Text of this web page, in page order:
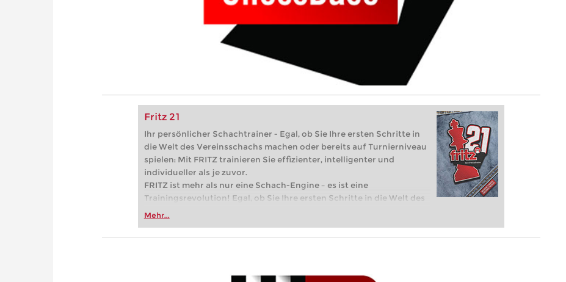
Fritz 21
Ihr persönlicher Schachtrainer - Egal, ob Sie Ihre ersten Schritte in
die Welt des Vereinsschachs machen oder bereits auf Turnierniveau
spielen: Mit FRITZ trainieren Sie effizienter, intelligenter und
individueller als je zuvor.
FRITZ ist mehr als nur eine Schach-Engine – es ist eine
Trainingsrevolution! Egal, ob Sie Ihre ersten Schritte in die Welt des
Vereinsschachs machen oder bereits auf Turnierniveau spielen: Mit
zuvor.
Mehr...